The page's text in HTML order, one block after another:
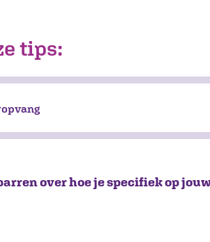
tips:
over hoe je specifiek op